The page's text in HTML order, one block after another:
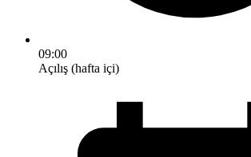
09:00
Açılış (hafta içi)